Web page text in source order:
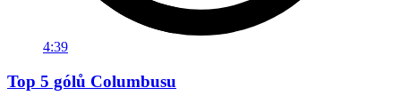
4:39
Top 5 gólů Columbusu